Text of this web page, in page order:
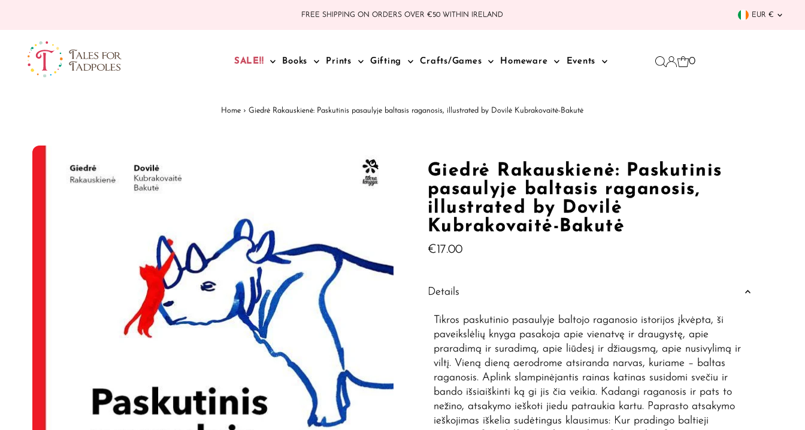
FREE SHIPPING ON ORDERS OVER €50 WITHIN IRELAND EUR €
SALE!! Books Prints Gifting Crafts/Games Homeware Events 0
Home › Giedrė Rakauskienė: Paskutinis pasaulyje baltasis raganosis, illustrated by Dovilė Kubrakovaitė-Bakutė
Giedrė Rakauskienė: Paskutinis
pasaulyje baltasis raganosis,
illustrated by Dovilė
Kubrakovaitė-Bakutė
Regular
€17.00
Details
Tikros paskutinio pasaulyje baltojo raganosio istorijos įkvėpta, ši
paveikslėlių knyga pasakoja apie vienatvę ir draugystę, apie
praradimą ir suradimą, apie liūdesį ir džiaugsmą, apie nusivylimą ir
viltį. Vieną dieną aerodrome atsiranda narvas, kuriame – baltas
raganosis. Aplink slampinėjantis rainas katinas susidomi svečiu ir
bando išsiaiškinti ką gi jis čia veikia. Kadangi raganosis ir pats to
nežino, atsakymo ieškoti jiedu patraukia kartu. Paprasto atsakymo
ieškojimas iškelia sudėtingus klausimus: Kur pradingo baltieji